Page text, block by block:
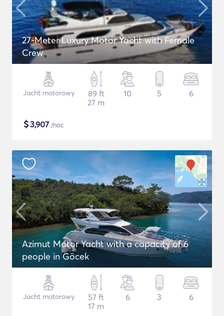
27-Meter Luxury Motor Yacht with Female
Crew
Jacht motorowy
89 ft
27 m
10 5 6
$3,907 /noc
Azimut Motor Yacht with a capacity of 6
people in Göcek
Jacht motorowy
57 ft
17 m
6 3 6